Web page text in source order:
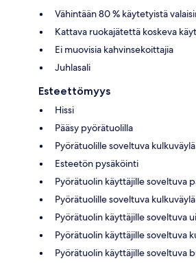
Vähintään 80 % käytetyistä
Kattava ruokajätettä koskeva
Ei muovisia kahvinsekoittajia
Juhlasali
Esteettömyys
Hissi
Pääsy pyörätuolilla
Pyörätuolille soveltuva kulkuväylä
Esteetön pysäköinti
Pyörätuolin käyttäjille soveltuva
Pyörätuolille soveltuva
Pyörätuolin käyttäjille soveltuva
Pyörätuolin käyttäjille soveltuva
Pyörätuolin käyttäjille soveltuva